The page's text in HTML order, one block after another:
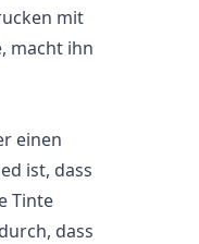
mit
macht ihn
einen
ist, dass
Tinte
dass